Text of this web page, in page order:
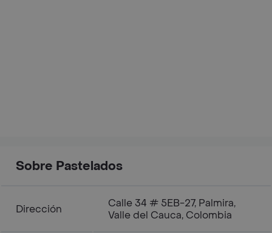
Sobre Pastelados
Dirección
Calle 34 # 5EB-27, Palmira,
Valle del Cauca, Colombia